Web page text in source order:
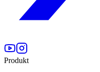
Produkt